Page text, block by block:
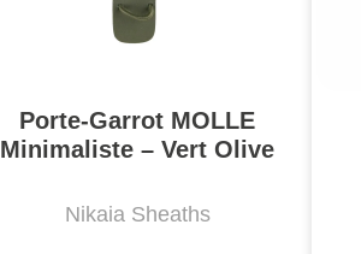
Porte-Garrot MOLLE
Minimaliste – Vert Olive
Nikaia Sheaths